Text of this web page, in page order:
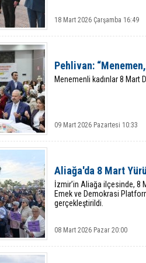
18 Mart 2026 Çarşamba 16:49
Pehlivan:
Menemenli kadınlar 8 Mart
09 Mart 2026 Pazartesi 10:33
Aliağa'da 8 Mart
İzmir’in Aliağa ilçesinde, 8
Emek ve Demokrasi
gerçekleştirildi.
08 Mart 2026 Pazar 20:00